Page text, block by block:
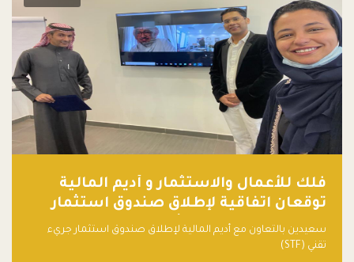
فلك للأعمال والاستثمار و أديم المالية
توقعان اتفاقية لإطلاق صندوق استثمار
جريء تقني (STF) - مشغل من قبل فـلك
سعيدين بالتعاون مع أديم المالية لإطلاق صندوق استثمار جريء
تقني (STF)